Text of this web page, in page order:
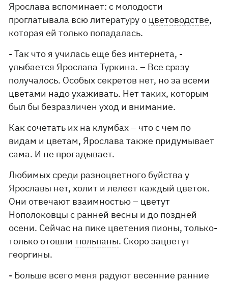
Ярослава вспоминает: с молодости
проглатывала всю литературу о цветоводстве,
которая ей только попадалась.
- Так что я училась еще без интернета, -
улыбается Ярослава Туркина. – Все сразу
получалось. Особых секретов нет, но за всеми
цветами надо ухаживать. Нет таких, которым
был бы безразличен уход и внимание.
Как сочетать их на клумбах – что с чем по
видам и цветам, Ярослава также придумывает
сама. И не прогадывает.
Любимых среди разноцветного буйства у
Ярославы нет, холит и лелеет каждый цветок.
Они отвечают взаимностью – цветут
Нополоковцы с ранней весны и до поздней
осени. Сейчас на пике цветения пионы, только-
только отошлитюльпаны. Скоро зацветут
георгины.
- Больше всего меня радуют весенние ранние